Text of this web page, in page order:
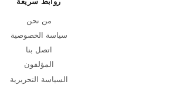
من نحن
سياسة الخصوصية
اتصل بنا
المؤلفون
السياسة التحريرية